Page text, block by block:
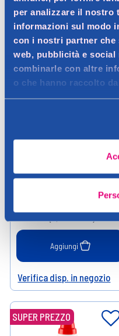
per analizzare il nostro
informazioni sul modo
con i nostri partner che
web, pubblicità e
combinarle con altre
o che hanno raccolto
Dixan
Aggiungi
Help
Verifica disp. in negozio
SUPER PREZZO